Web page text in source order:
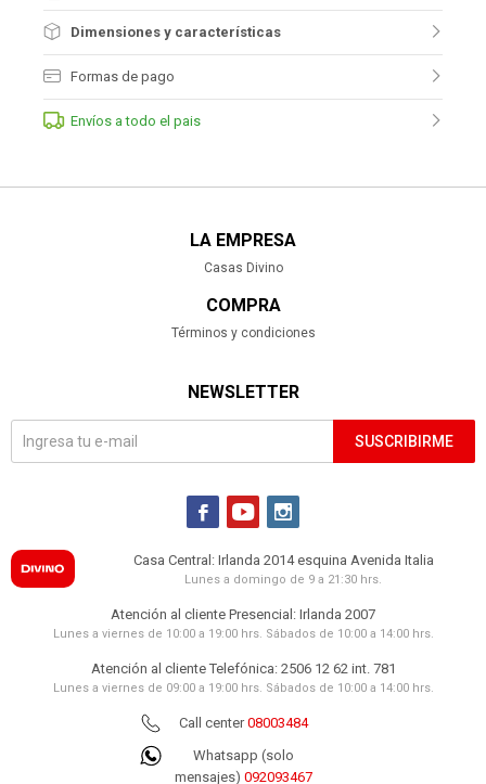
Dimensiones y características
Formas de pago
Envíos a todo el pais
LA EMPRESA
Casas Divino
COMPRA
Términos y condiciones
NEWSLETTER
SUSCRIBIRME
  
Casa Central: Irlanda 2014 esquina Avenida Italia
Lunes a domingo de 9 a 21:30 hrs.
Atención al cliente Presencial: Irlanda 2007
Lunes a viernes de 10:00 a 19:00 hrs. Sábados de 10:00 a 14:00 hrs.
Atención al cliente Telefónica: 2506 12 62 int. 781
Lunes a viernes de 09:00 a 19:00 hrs. Sábados de 10:00 a 14:00 hrs.
Call center08003484
Whatsapp (solo
mensajes) 092093467